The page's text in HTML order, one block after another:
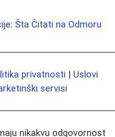
Šta Čitati na Odmoru
privatnosti | Uslovi
servisi
nikakvu odgovornost